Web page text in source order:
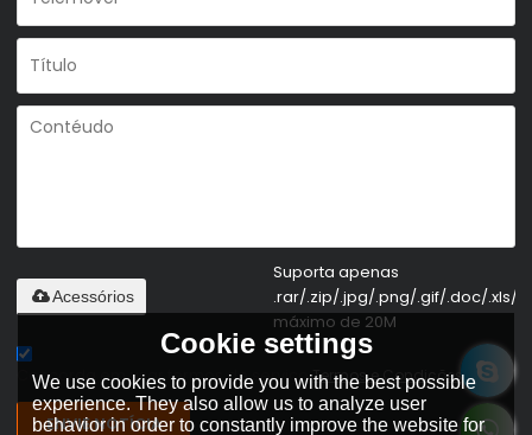
Suporta apenas
.rar/.zip/.jpg/.png/.gif/.doc/.xls/
máximo de 20M
Acessórios
Concorda em usar termos de serviço,Termos e Condições
ENVIE NOTÍCIA
Cookie settings
We use cookies to provide you with the best possible
experience. They also allow us to analyze user
behavior in order to constantly improve the website for